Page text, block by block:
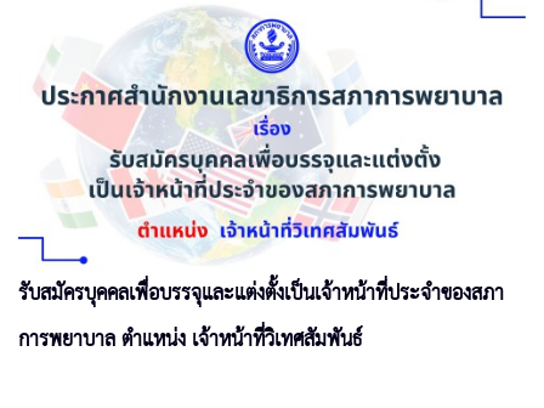
รับสมัครบุคคลเพื่อบรรจุและแต่งตั้งเป็นเจ้าหน้าที่ประจำของสภา
การพยาบาล ตำแหน่ง เจ้าหน้าที่วิเทศสัมพันธ์